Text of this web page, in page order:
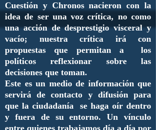
Cuestión y Chronos nacieron con la
idea de ser una voz crítica, no como
una acción de desprestigio visceral y
vacío; nuestra crítica irá con
propuestas que permitan a los
políticos reflexionar sobre las
decisiones que toman.
Este es un medio de información que
servirá de contacto y difusión para
que la ciudadanía se haga oír dentro
y fuera de su entorno. Un vínculo